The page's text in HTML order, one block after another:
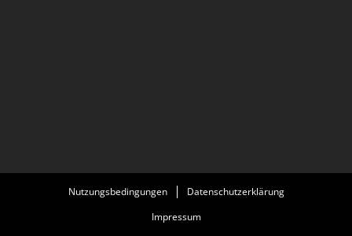
Nutzungsbedingungen
Datenschutzerklärung
Impressum